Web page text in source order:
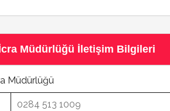
Müdürlüğü İletişim Bilgileri
Müdürlüğü
0284 513 1009